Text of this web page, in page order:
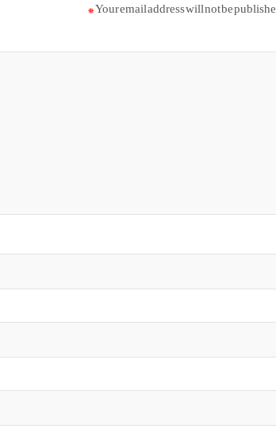
Your email address will not be
*